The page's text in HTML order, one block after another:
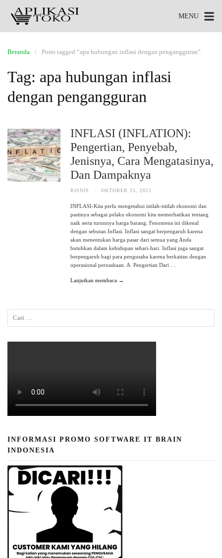
MENU
Beranda Posts tagged “apa hubungan inflasi dengan pengangguran”
Tag: apa hubungan inflasi
dengan pengangguran
INFLASI (INFLATION):
Pengertian, Penyebab,
Jenisnya, Cara Mengatasinya,
Dan Dampaknya
BISNIS · OKTOBER 25, 2021
INFLASI-Kita perlu mengetahui istilah-istilah ekonomi dan
pastinya sebagai pelaku ekonomi kita memerhatikan tentang
naik serta turunnya harga barang. Fenomena ini dikenal
dengan sebutan Inflasi. Inflasi sangat berpengaruh karena
akan menentukan harga pasar dari semua yang Anda
butuhkan dalam kehidupan sehari-hari. Inflasi juga sangat
berpengaruh bagi para pengusaha karena berkaitan dengan
operasional perusahaan. A. Pengertian Dari …
Lanjutkan membaca →
INFORMASI PROMO SOFTWARE IT BRAIN
INDONESIA